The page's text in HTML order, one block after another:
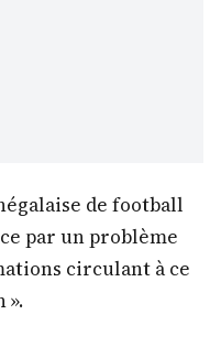
de football
par un problème
circulant à ce
».